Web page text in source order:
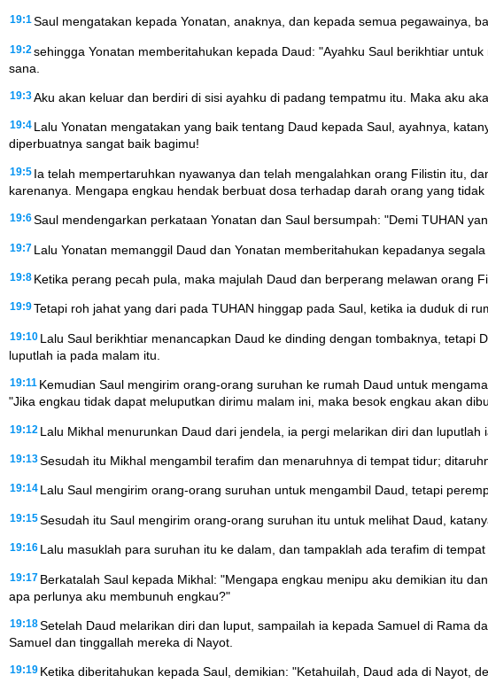
19:1 Saul mengatakan kepada Yonatan, anaknya, dan kepada semua pegawainya,
19:2 sehingga Yonatan memberitahukan kepada Daud: "Ayahku Saul berikhtiar
sana.
19:3Aku akan keluar dan berdiri di sisi ayahku di padang tempatmu itu. Maka aku
19:4 Lalu Yonatan mengatakan yang baik tentang Daud kepada Saul, ayahnya,
diperbuatnya sangat baik bagimu!
19:5 Ia telah mempertaruhkan nyawanya dan telah mengalahkan orang Filistin itu,
karenanya. Mengapa engkau hendak berbuat dosa terhadap darah orang yang
19:6Saul mendengarkan perkataan Yonatan dan Saul bersumpah: "Demi TUHAN
19:7 Lalu Yonatan memanggil Daud dan Yonatan memberitahukan kepadanya
19:8 Ketika perang pecah pula, maka majulah Daud dan berperang melawan orang
19:9Tetapi roh jahat yang dari pada TUHAN hinggap pada Saul, ketika ia duduk di
19:10 Lalu Saul berikhtiar menancapkan Daud ke dinding dengan tombaknya,
luputlah ia pada malam itu.
19:11 Kemudian Saul mengirim orang-orang suruhan ke rumah Daud untuk
"Jika engkau tidak dapat meluputkan dirimu malam ini, maka besok engkau akan
19:12 Lalu Mikhal menurunkan Daud dari jendela, ia pergi melarikan diri dan luputlah
19:13Sesudah itu Mikhal mengambil terafim dan menaruhnya di tempat tidur;
19:14 Lalu Saul mengirim orang-orang suruhan untuk mengambil Daud, tetapi
19:15Sesudah itu Saul mengirim orang-orang suruhan itu untuk melihat Daud,
19:16 Lalu masuklah para suruhan itu ke dalam, dan tampaklah ada terafim di
19:17 Berkatalah Saul kepada Mikhal: "Mengapa engkau menipu aku demikian itu
apa perlunya aku membunuh engkau?"
19:18Setelah Daud melarikan diri dan luput, sampailah ia kepada Samuel di Rama
Samuel dan tinggallah mereka di Nayot.
19:19 Ketika diberitahukan kepada Saul, demikian: "Ketahuilah, Daud ada di Nayot,